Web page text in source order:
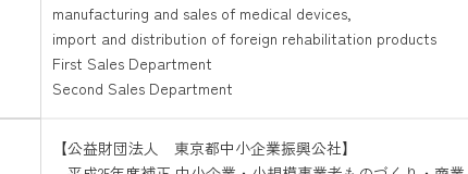
manufacturing and sales of medical devices,
import and distribution of foreign rehabilitation products
First Sales Department
Second Sales Department
【公益財団法人 東京都中小企業振興公社】